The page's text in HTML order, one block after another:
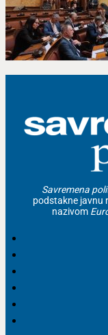
Savremena
podstakne javnu
nazivom